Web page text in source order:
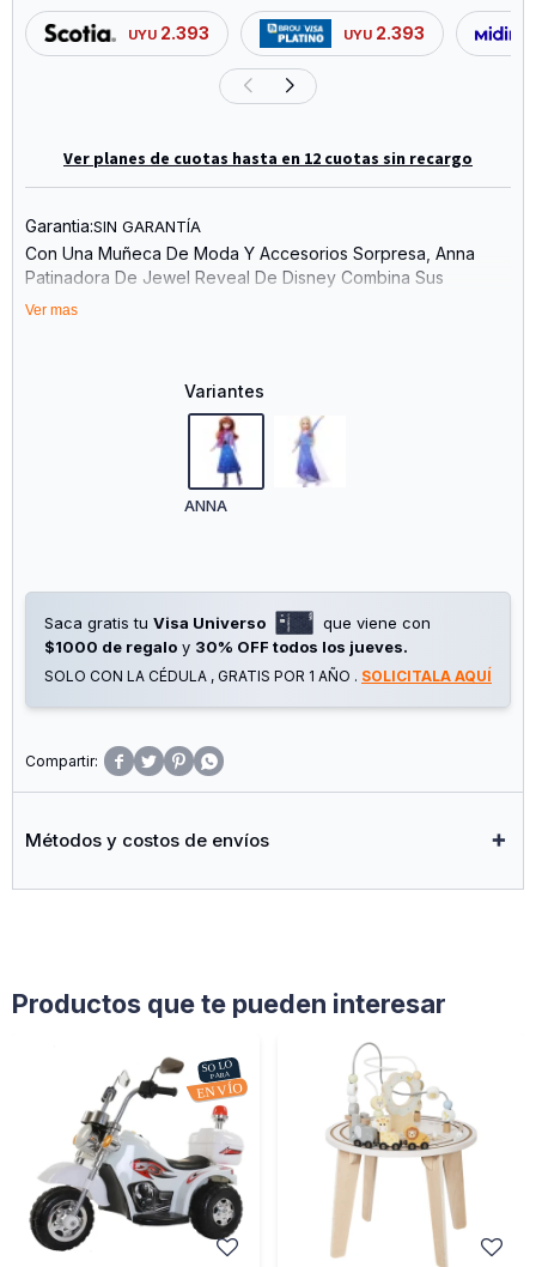
UYU 2.393 UYU 2.393
Ver planes de cuotas hasta en 12 cuotas sin recargo
Garantia:SIN GARANTÍA
Con Una Muñeca De Moda Y Accesorios Sorpresa, Anna
Patinadora De Jewel Reveal De Disney Combina Sus
Historias Favoritas Con Las Sorpresas Para Disfrutar De Una
Ver mas
Variantes
ANNA
Saca gratis tu Visa Universo
que viene con
$1000 de regalo y 30% OFF todos los jueves.
SOLO CON LA CÉDULA , GRATIS POR 1 AÑO . SOLICITALA AQUÍ
   
Métodos y costos de envíos
Productos que te pueden interesar